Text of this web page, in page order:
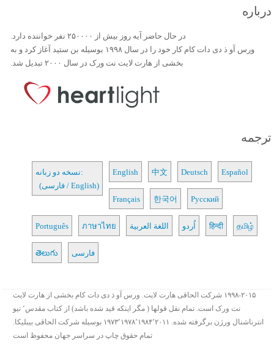
درباره
در حال حاضر آیه روز بیش از ۲۵۰۰۰۰ نفر خواننده دارد.
ورس آو ذ دی دات کام کار خود را در سال ۱۹۹۸ بوسیله بن ستید آغاز کرد و به
بخشی از هارت لایت نت ورک در سال ۲۰۰۰ تبدیل شد.
ترجمه
نسخه دو زبانه:
(فارسی / English)
English 中文 Deutsch Español
Français 한국어 Русский
Português ภาษาไทย اللغة العربية اُردو हिन्दी தமிழ்
తెలుగు فارسی
۱۹۹۸-۲۰۱۵ شرکت الحاقی هارت لایت. ورس آو ذ دی دات کام بخشی از هارت لایت
نت ورک است. تمام نقل قولها ( مگر اینکه قید شده باشد) از کتاب مقدس٬ نیو
انترناشنال ورژن برگرفته شده. ۱۹۷۳٬۱۹۷۸٬۱۹۸۴٬۲۰۱۱ بوسیله شرکت الحاقی بیبلیکا.
تمام حقوق چاپ در سراسر جهان محفوظ است